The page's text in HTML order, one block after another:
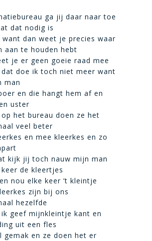
ga jij daar naar toe
dat nodig is
want dan weet je precies waar
aan te houden hebt
je er geen goeie raad mee
doe ik toch niet meer want
man
en die hangt hem af en
uster
het bureau doen ze het
veel beter
en mee kleerkes en zo
kijk jij toch nauw mijn man
de kleertjes
nou elke keer ’t kleintje
zijn bij ons
hezelfde
geef mijnkleintje kant en
uit een fles
gemak en ze doen het er